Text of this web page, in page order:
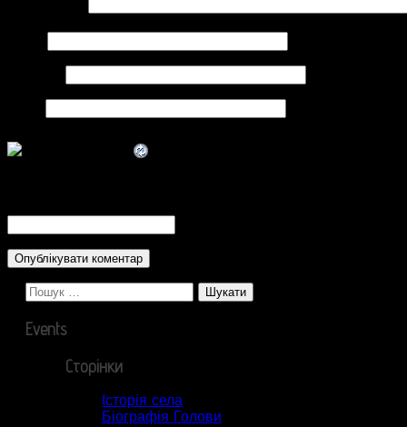
Пошук:
Events
Сторінки
Історія села
Біографія Голови